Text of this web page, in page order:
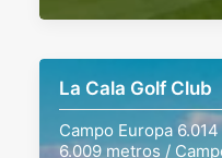
La Cala Golf Club
Campo Europa
6.009 metros /